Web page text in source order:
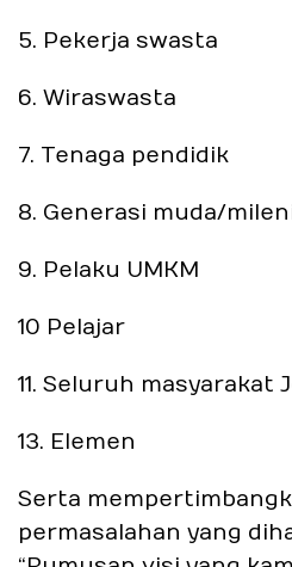
5. Pekerja swasta
6. Wiraswasta
7. Tenaga pendidik
8. Generasi muda/
9. Pelaku UMKM
10 Pelajar
11. Seluruh masyarakat
13. Elemen
Serta
permasalahan yang